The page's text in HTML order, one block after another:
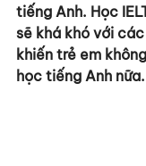
tiếng Anh. Học
sẽ khá khó với
khiến trẻ em
học tiếng Anh nữa.